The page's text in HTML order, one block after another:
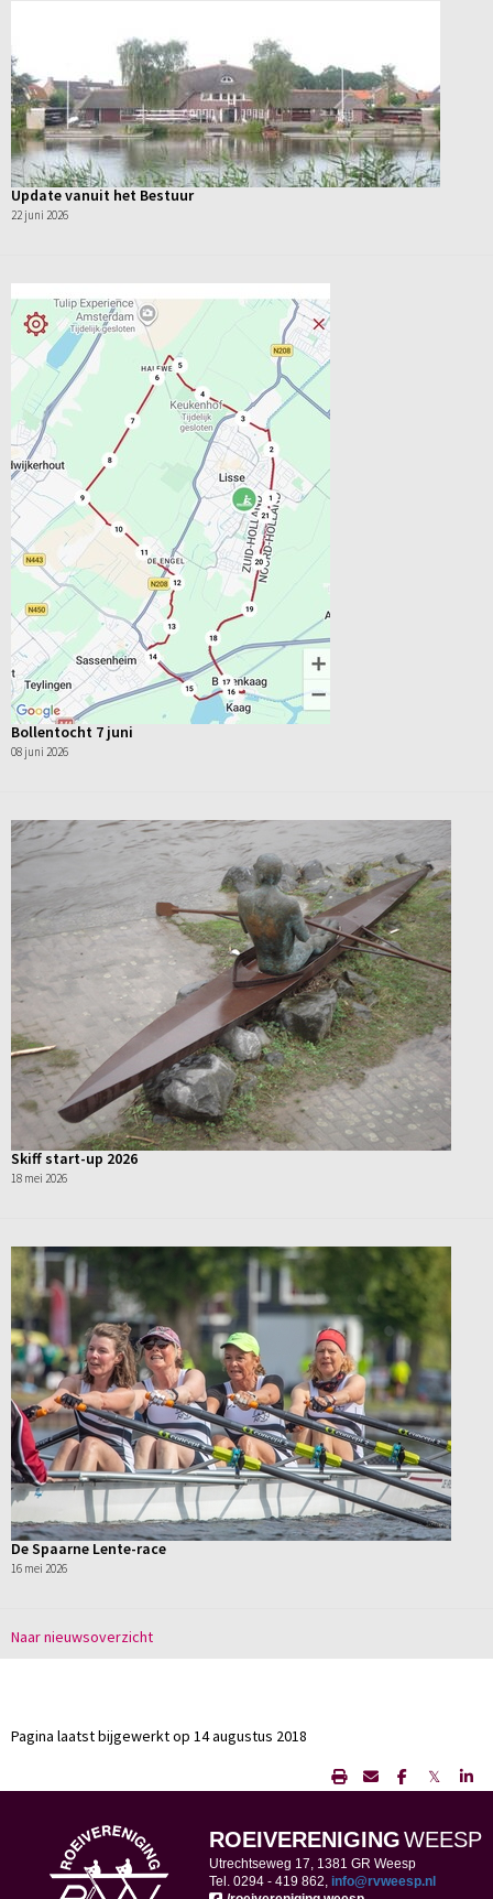
Update vanuit het Bestuur
22 juni 2026
Bollentocht 7 juni
08 juni 2026
Skiff start-up 2026
18 mei 2026
De Spaarne Lente-race
16 mei 2026
Naar nieuwsoverzicht
Pagina laatst bijgewerkt op 14 augustus 2018
𝕏
ROEIVERENIGINGWEESP
Utrechtseweg 17, 1381 GR Weesp
Tel. 0294 - 419 862, ofni@rvweesp.nl